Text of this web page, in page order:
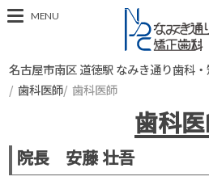
MENU
名古屋市南区 道徳駅 なみき通り歯科
歯科医師 歯科医師
歯科
院長 安藤 壮吾